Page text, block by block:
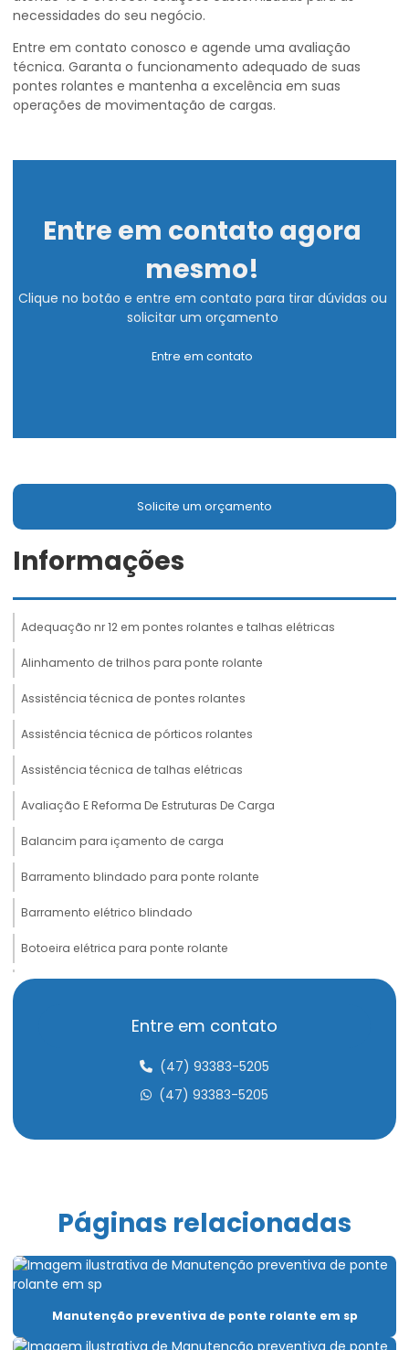
necessidades do seu negócio.
Entre em contato conosco e agende uma avaliação
técnica. Garanta o funcionamento adequado de suas
pontes rolantes e mantenha a excelência em suas
operações de movimentação de cargas.
Entre em contato agora
mesmo!
Clique no botão e entre em contato para tirar dúvidas ou
solicitar um orçamento
Entre em contato
Solicite um orçamento
Informações
Adequação nr 12 em pontes rolantes e talhas elétricas
Alinhamento de trilhos para ponte rolante
Assistência técnica de pontes rolantes
Assistência técnica de pórticos rolantes
Assistência técnica de talhas elétricas
Avaliação E Reforma De Estruturas De Carga
Balancim para içamento de carga
Barramento blindado para ponte rolante
Barramento elétrico blindado
Botoeira elétrica para ponte rolante
Cabeceira para ponte rolante
Cabo de aço compactado de alta performance
Cabo de aço para elevadores
Cabo de aço para talha elétrica
Caminho de rolamento para pontes rolantes
Carro Talha Duplaviga
Entre em contato
(47) 93383-5205
(47) 93383-5205
Páginas relacionadas
Manutenção preventiva de ponte rolante em sp